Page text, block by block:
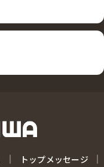
トップメッセージ